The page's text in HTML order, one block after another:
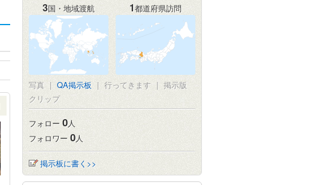
3国・地域渡航 1都道府県訪問
写真 | QA掲示板 | 行ってきます | 掲示版
クリップ
フォロー 0人
フォロワー 0人
掲示板に書く>>